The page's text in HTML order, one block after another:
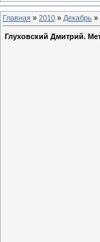
Главная » 2010 » Декабрь »
Глуховский Дмитрий.